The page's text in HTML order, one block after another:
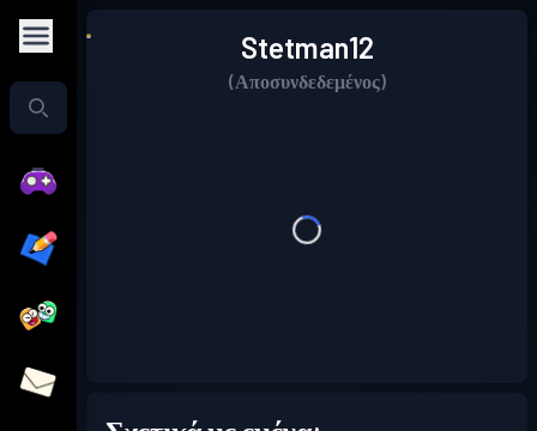
Stetman12
(Αποσυνδεδεμένος)